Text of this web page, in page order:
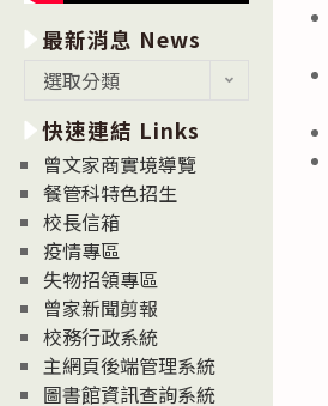
最新消息 News
消
息
News
選取分類
快速連結 Links
曾文家商實境導覽
餐管科特色招生
校長信箱
疫情專區
失物招領專區
曾家新聞剪報
校務行政系統
主網頁後端管理系統
圖書館資訊查詢系統